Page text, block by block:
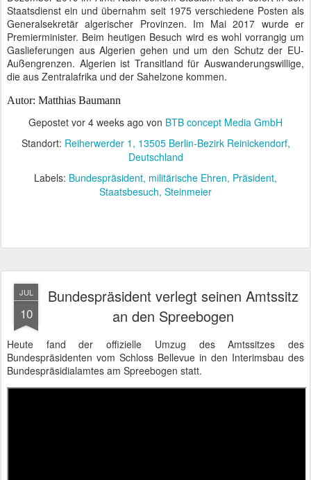
Staatsdienst ein und übernahm seit 1975 verschiedene Posten als
Generalsekretär algerischer Provinzen. Im Mai 2017 wurde er
Premierminister. Beim heutigen Besuch wird es wohl vorrangig um
Gaslieferungen aus Algerien gehen und um den Schutz der EU-
Außengrenzen. Algerien ist Transitland für Auswanderungswillige,
die aus Zentralafrika und der Sahelzone kommen.
Autor: Matthias Baumann
Gepostet vor 4 weeks ago von BTB concept Media GmbH
Standort: Reiherwerder 1, 13505 Berlin-Bezirk Reinickendorf,
Deutschland
Labels: Bundespräsident militärische Ehren Präsident
Staatsbesuch Steinmeier
JUL
10
Bundespräsident verlegt seinen Amtssitz
an den Spreebogen
Heute fand der offizielle Umzug des Amtssitzes des
Bundespräsidenten vom Schloss Bellevue in den Interimsbau des
Bundespräsidialamtes am Spreebogen statt.